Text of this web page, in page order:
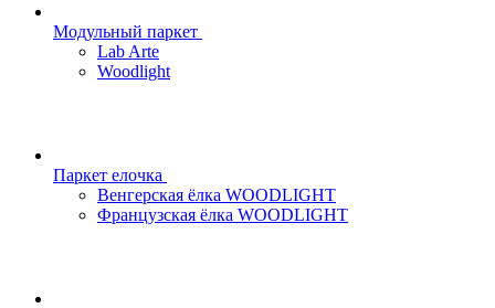
Модульный паркет
Lab Arte
Woodlight
Паркет елочка
Венгерская ёлка WOODLIGHT
Французская ёлка WOODLIGHT